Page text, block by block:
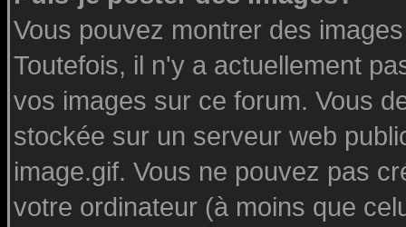
Vous pouvez montrer des
Toutefois, il n'y a actuellement
vos images sur ce forum. Vous
stockée sur un serveur web
image.gif. Vous ne pouvez pas
votre ordinateur (à moins que